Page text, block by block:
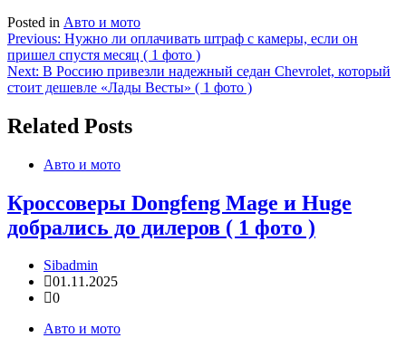
Posted in Авто и мото
Навигация
по
записям
Previous: Нужно ли оплачивать штраф с камеры, если он
пришел спустя месяц ( 1 фото )
Next: В Россию привезли надежный седан Chevrolet, который
стоит дешевле «Лады Весты» ( 1 фото )
Related Posts
Авто и мото
Кроссоверы Dongfeng Mage и Huge
добрались до дилеров ( 1 фото )
Sibadmin
01.11.2025
0
Авто и мото